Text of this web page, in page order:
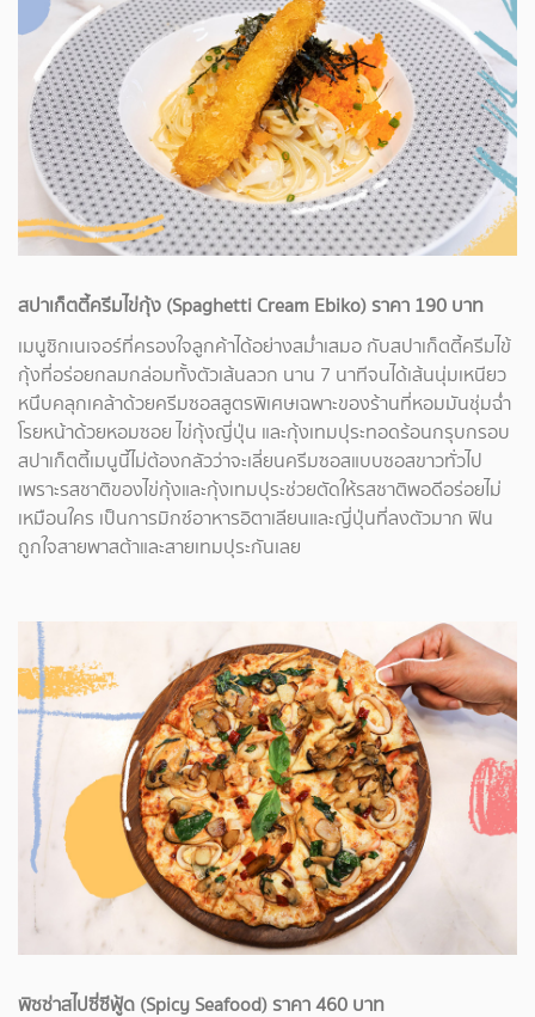
สปาเก็ตตี้ครีมไข่กุ้ง (Spaghetti Cream Ebiko) ราคา 190 บาท
เมนูซิกเนเจอร์ที่ครองใจลูกค้าได้อย่างสม่ำเสมอ กับสปาเก็ตตี้ครีมไข้
กุ้งที่อร่อยกลมกล่อมทั้งตัวเส้นลวก นาน 7 นาทีจนได้เส้นนุ่มเหนียว
หนึบคลุกเคล้าด้วยครีมซอสสูตรพิเศษเฉพาะของร้านที่หอมมันชุ่มฉ่ำ
โรยหน้าด้วยหอมซอย ไข่กุ้งญี่ปุ่น และกุ้งเทมปุระทอดร้อนกรุบกรอบ
สปาเก็ตตี้เมนูนี้ไม่ต้องกลัวว่าจะเลี่ยนครีมซอสแบบซอสขาวทั่วไป
เพราะรสชาติของไข่กุ้งและกุ้งเทมปุระช่วยตัดให้รสชาติพอดีอร่อยไม่
เหมือนใคร เป็นการมิกซ์อาหารอิตาเลียนและญี่ปุ่นที่ลงตัวมาก ฟิน
ถูกใจสายพาสต้าและสายเทมปุระกันเลย
พิซซ่าสไปซี่ซีฟู้ด (Spicy Seafood) ราคา 460 บาท